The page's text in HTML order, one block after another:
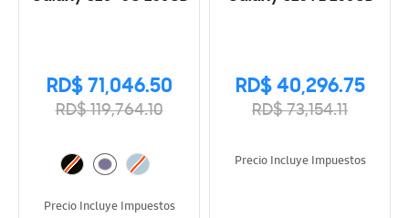
RD$ 71,046.50
RD$ 119,764.10
Precio Incluye Impuestos
RD$ 40,296.75
RD$ 73,154.11
Precio Incluye Impuestos